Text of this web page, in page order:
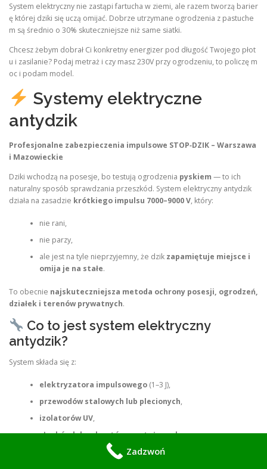
System elektryczny nie zastąpi fartucha w ziemi, ale razem tworzą barier
ę której dziki się uczą omijać. Dobrze utrzymane ogrodzenia z pastuche
m są średnio o 30% skuteczniejsze niż same siatki.
Chcesz żebym dobrał Ci konkretny energizer pod długość Twojego płot
u i zasilanie? Podaj metraż i czy masz 230V przy ogrodzeniu, to policzę m
oc i podam model.
Systemy elektryczne
antydzik
Profesjonalne zabezpieczenia impulsowe STOP‑DZIK – Warszawa
i Mazowieckie
Dziki wchodzą na posesje, bo testują ogrodzenia pyskiem — to ich
naturalny sposób sprawdzania przeszkód. System elektryczny antydzik
działa na zasadzie krótkiego impulsu 7000–9000 V, który:
nie rani,
nie parzy,
ale jest na tyle nieprzyjemny, że dzik zapamiętuje miejsce i
omija je na stałe.
To obecnie najskuteczniejsza metoda ochrony posesji, ogrodzeń,
działek i terenów prywatnych.
Co to jest system elektryczny
antydzik?
System składa się z:
elektryzatora impulsowego(1–3 J),
przewodów stalowych lub plecionych,
izolatorów UV,
słupków lub uchwytów montażowych,
zasilania 230V, akumulatorowego lub solarnego
Zadzwoń